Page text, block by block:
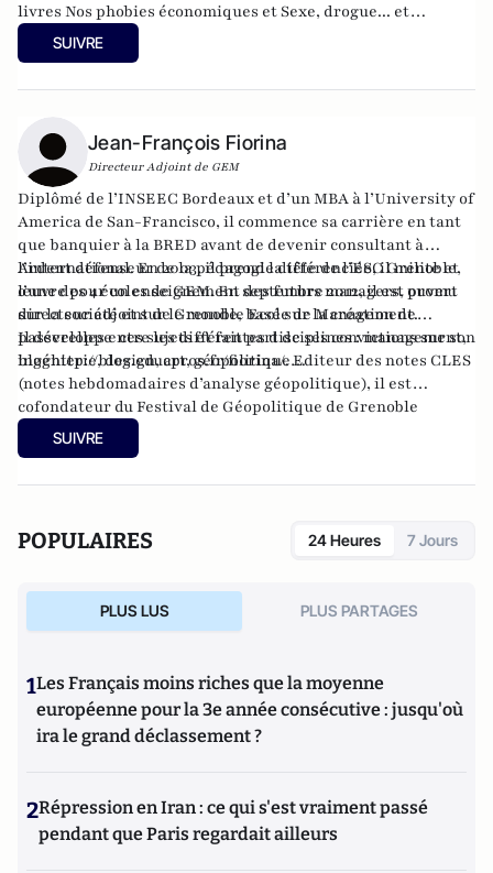
livres Nos phobies économiques etSexe, drogue... et
économie : pas de sujet tabou pour les économistes
chez Pearson). Son site :
SUIVRE
Jean-François Fiorina
Directeur Adjoint de GEM
Diplômé de l’INSEEC Bordeaux et d’un MBA à l’University of
America de San-Francisco, il commence sa carrière en tant
que banquier à la BRED avant de devenir consultant à
l’international. En 2003, il prend la tête de l’ESC Grenoble,
l’une des 4 écoles de GEM. En septembre 2012, il est promu
directeur adjoint de Grenoble Ecole de Management.
Ardent défenseur de la pédagogie différenciée, il milite et
œuvre pour un enseignement des futurs managers, ouvert
sur la société et sur le monde, basé sur la création de
passerelles entre les différentes disciplines : management,
ingénierie, design, art, géopolitique…
Il développe ces sujets et fait part de ses convictions sur son
bloghttp://blog.educpros.fr/fiorina/. Editeur des notes CLES
(notes hebdomadaires d’analyse géopolitique), il est
cofondateur duFestival de Géopolitique de Grenoble
SUIVRE
POPULAIRES 24 Heures 7 Jours
PLUS LUS PLUS PARTAGES
1Les Français moins riches que la moyenne
européenne pour la 3e année consécutive : jusqu'où
ira le grand déclassement ?
2Répression en Iran : ce qui s'est vraiment passé
pendant que Paris regardait ailleurs